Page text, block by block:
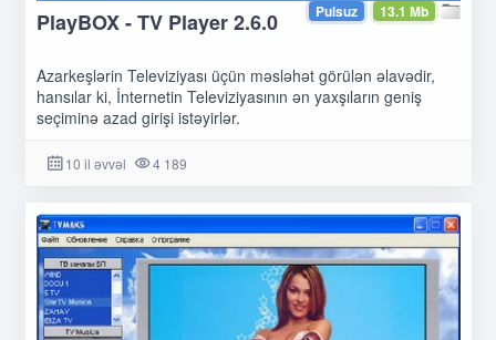
13.1 Mb
Pulsuz
PlayBOX - TV Player 2.6.0
Azarkeşlərin Televiziyası üçün məsləhət görülən əlavədir,
hansılar ki, İnternetin Televiziyasının ən yaxşıların geniş
seçiminə azad girişi istəyirlər.
10 il əvvəl 4 189